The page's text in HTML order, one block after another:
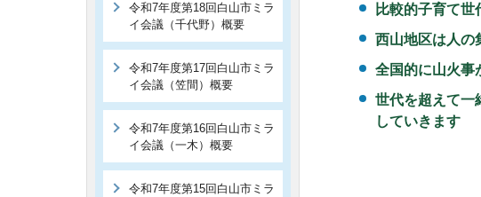
比較的子育て
西山地区は人の
全国的に山火事
世代を超えて一
していきます
令和7年度第18回白山市ミラ
イ会議（千代野）概要
令和7年度第17回白山市ミラ
イ会議（笠間）概要
令和7年度第16回白山市ミラ
イ会議（一木）概要
令和7年度第15回白山市ミラ